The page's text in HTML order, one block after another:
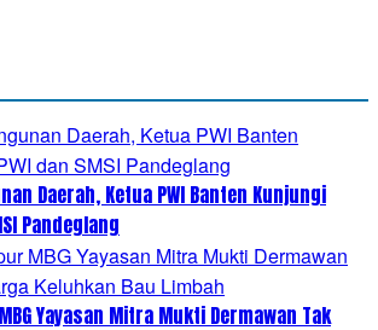
Daerah, Ketua PWI Banten Kunjungi
Pandeglang
Yayasan Mitra Mukti Dermawan Tak